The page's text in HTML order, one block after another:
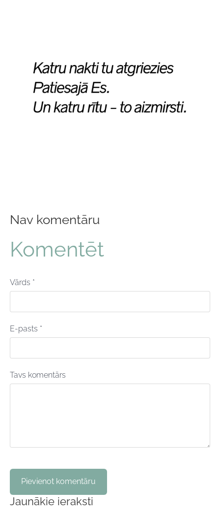
Jaunākie ieraksti
Nav komentāru
Komentēt
Vārds *
E-pasts *
Tavs komentārs